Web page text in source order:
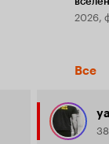
2026,
Все